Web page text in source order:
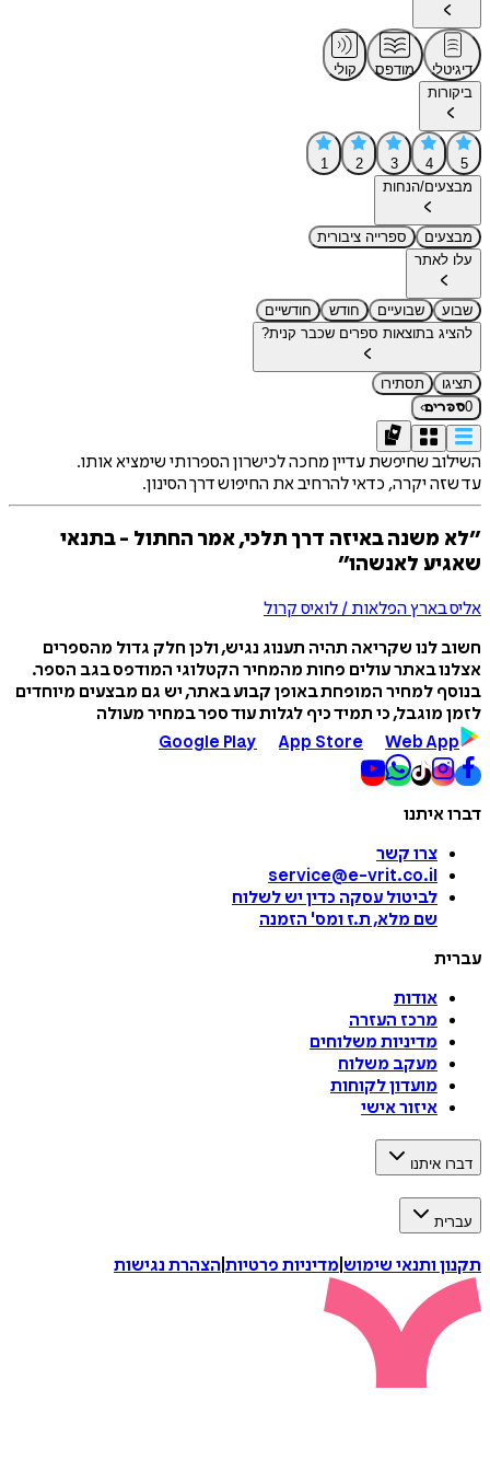
דיגיטלי מודפס
קולי
ביקורות
5
4
3
2
1
מבצעים/הנחות
מבצעים
ספרייה ציבורית
עלו לאתר
שבוע שבועיים חודש
חודשיים
להציג בתוצאות ספרים שכבר קנית?
תציגו
תסתירו
0ספרים›
השילוב שחיפשת עדיין מחכה לכישרון הספרותי שימציא אותו.
עד שזה יקרה, כדאי להרחיב את החיפוש דרך הסינון.
״לא משנה באיזה דרך תלכי, אמר החתול - בתנאי
שאגיע לאנשהו״
אליס בארץ הפלאות / לואיס קרול
חשוב לנו שקריאה תהיה תענוג נגיש, ולכן חלק גדול מהספרים
אצלנו באתר עולים פחות מהמחיר הקטלוגי המודפס בגב הספר.
בנוסף למחיר המופחת באופן קבוע באתר, יש גם מבצעים מיוחדים
לזמן מוגבל, כי תמיד כיף לגלות עוד ספר במחיר מעולה
Google Play
App Store Web App
דברו איתנו
צרו קשר
service@e-vrit.co.il
לביטול עסקה כדין יש לשלוח
שם מלא, ת.ז ומס' הזמנה
עברית
אודות
מרכז העזרה
מדיניות משלוחים
מעקב משלוח
מועדון לקוחות
איזור אישי
דברו איתנו
עברית
תקנון ותנאי שימוש מדיניות פרטיות הצהרת נגישות